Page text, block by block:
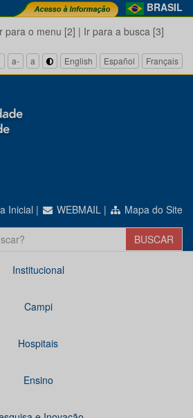
BRASIL
para o menu [2] | Ir para a busca [3]
a- a English Español Français
Inicial | WEBMAIL | Mapa do Site
Institucional
Campi
Hospitais
Ensino